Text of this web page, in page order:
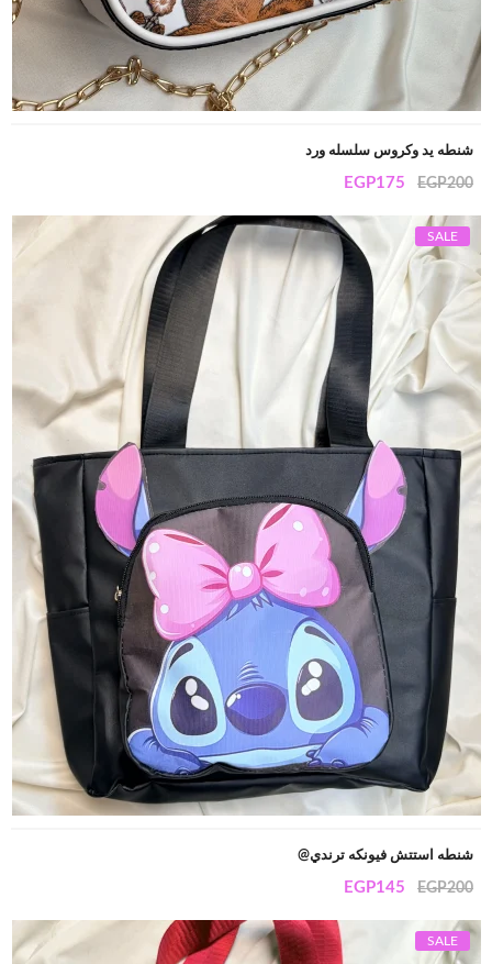
شنطه يد وكروس سلسله ورد
EGP200
EGP175
SALE
شنطه استتش فيونكه ترندي@
EGP200
EGP145
SALE